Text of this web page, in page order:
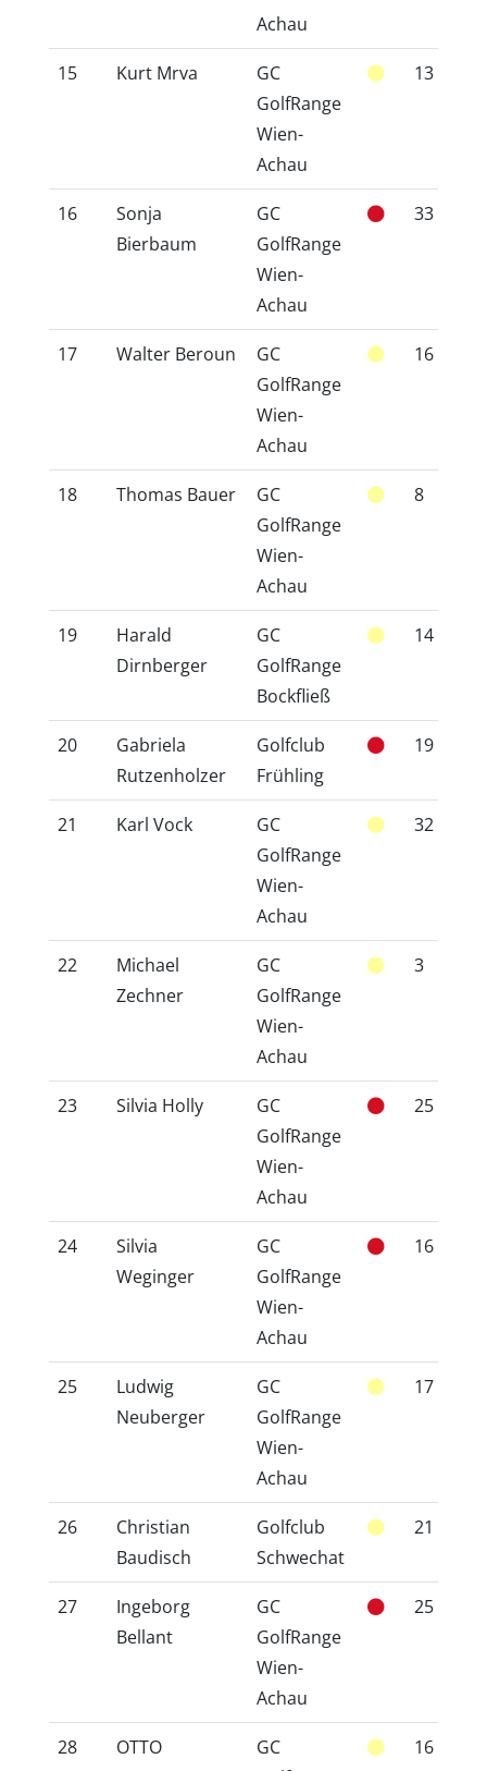
Achau
15 Kurt Mrva
GC
GolfRange
Wien-
Achau
13
16
Sonja
Bierbaum
GC
GolfRange
Wien-
Achau
33
17 Walter Beroun
GC
GolfRange
Wien-
Achau
16
18 Thomas Bauer
GC
GolfRange
Wien-
Achau
8
19
Harald
Dirnberger
GC
GolfRange
Bockfließ
14
20
Gabriela
Rutzenholzer
Golfclub
Frühling
19
21 Karl Vock
GC
GolfRange
Wien-
Achau
32
22
Michael
Zechner
GC
GolfRange
Wien-
Achau
3
23 Silvia Holly
GC
GolfRange
Wien-
Achau
25
24
Silvia
Weginger
GC
GolfRange
Wien-
Achau
16
25
Ludwig
Neuberger
GC
GolfRange
Wien-
Achau
17
26
Christian
Baudisch
Golfclub
Schwechat
21
27
Ingeborg
Bellant
GC
GolfRange
Wien-
Achau
25
28
OTTO
GC
16